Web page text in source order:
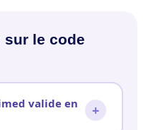
sur le code
valide en
+